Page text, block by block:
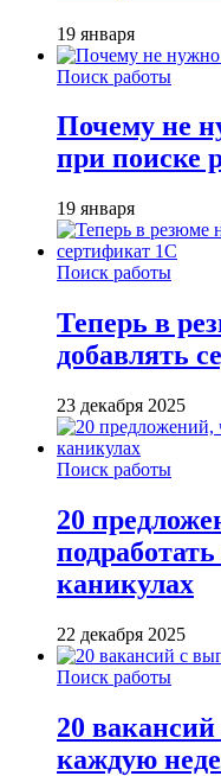
19 января
Поиск работы
Почему не
при поиске
19 января
Поиск работы
Теперь в
добавлять
23 декабря 2025
Поиск работы
20
каникулах
22 декабря 2025
Поиск работы
20
каждую